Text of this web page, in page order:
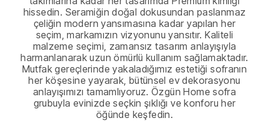
hissedin. Seramiğin doğal dokusundan paslanmaz
çeliğin modern yansımasına kadar yapılan her
seçim, markamızın vizyonunu yansıtır. Kaliteli
malzeme seçimi, zamansız tasarım anlayışıyla
harmanlanarak uzun ömürlü kullanım sağlamaktadır.
Mutfak gereçlerinde yakaladığımız estetiği sofranın
her köşesine yayarak, bütünsel ev dekorasyonu
anlayışımızı tamamlıyoruz. Özgün Home sofra
grubuyla evinizde seçkin şıklığı ve konforu her
öğünde keşfedin.